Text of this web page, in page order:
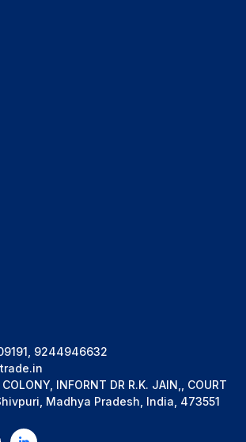
रहे, जबकि दर्यापुर मंडी में भी ₹4000–
बदलाव नहीं देखा गया।
के बीच कारोबार कर रहे हैं।
की बात करें तो ₹5000 का स्तर छूने के बाद
हो सकती है। संभव है कि निकट अवधि में भाव
में मुनाफावसूली का दबाव भी बन सकता है,
या हल्की गिरावट देखने को मिल सकती है।
और दैनिक बाजार संकेतों को ध्यान में रखकर
9244946632
INFORNT DR R.K. JAIN,, COURT
Madhya Pradesh, India, 473551